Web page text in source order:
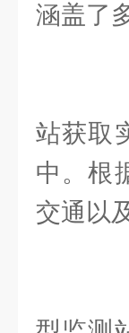
涵盖了
1.
站获取
中。根
交通以
2.